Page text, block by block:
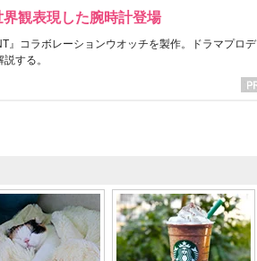
観表現した腕時計登場
』コラボレーションウオッチを製作。ドラマプロデ
する。